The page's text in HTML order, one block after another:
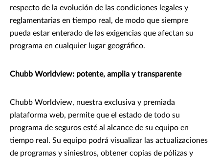
respecto de la evolución de las condiciones legales y
reglamentarias en tiempo real, de modo que siempre
pueda estar enterado de las exigencias que afectan su
programa en cualquier lugar geográfico.
Chubb Worldview: potente, amplia y transparente
Chubb Worldview, nuestra exclusiva y premiada
plataforma web, permite que el estado de todo su
programa de seguros esté al alcance de su equipo en
tiempo real. Su equipo podrá visualizar las actualizaciones
de programas y siniestros, obtener copias de pólizas y